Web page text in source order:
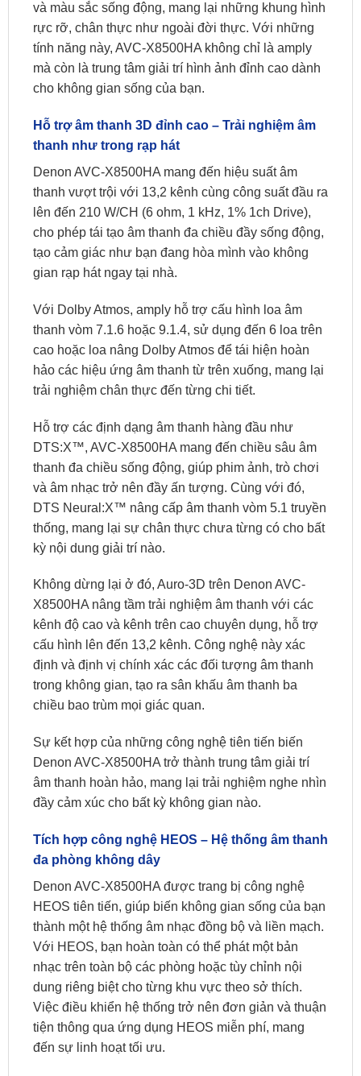
và màu sắc sống động, mang lại những khung hình
rực rỡ, chân thực như ngoài đời thực. Với những
tính năng này, AVC-X8500HA không chỉ là amply
mà còn là trung tâm giải trí hình ảnh đỉnh cao dành
cho không gian sống của bạn.
Hỗ trợ âm thanh 3D đỉnh cao – Trải nghiệm âm
thanh như trong rạp hát
Denon AVC-X8500HA mang đến hiệu suất âm
thanh vượt trội với 13,2 kênh cùng công suất đầu ra
lên đến 210 W/CH (6 ohm, 1 kHz, 1% 1ch Drive),
cho phép tái tạo âm thanh đa chiều đầy sống động,
tạo cảm giác như bạn đang hòa mình vào không
gian rạp hát ngay tại nhà.
Với Dolby Atmos, amply hỗ trợ cấu hình loa âm
thanh vòm 7.1.6 hoặc 9.1.4, sử dụng đến 6 loa trên
cao hoặc loa nâng Dolby Atmos để tái hiện hoàn
hảo các hiệu ứng âm thanh từ trên xuống, mang lại
trải nghiệm chân thực đến từng chi tiết.
Hỗ trợ các định dạng âm thanh hàng đầu như
DTS:X™, AVC-X8500HA mang đến chiều sâu âm
thanh đa chiều sống động, giúp phim ảnh, trò chơi
và âm nhạc trở nên đầy ấn tượng. Cùng với đó,
DTS Neural:X™ nâng cấp âm thanh vòm 5.1 truyền
thống, mang lại sự chân thực chưa từng có cho bất
kỳ nội dung giải trí nào.
Không dừng lại ở đó, Auro-3D trên Denon AVC-
X8500HA nâng tầm trải nghiệm âm thanh với các
kênh độ cao và kênh trên cao chuyên dụng, hỗ trợ
cấu hình lên đến 13,2 kênh. Công nghệ này xác
định và định vị chính xác các đối tượng âm thanh
trong không gian, tạo ra sân khấu âm thanh ba
chiều bao trùm mọi giác quan.
Sự kết hợp của những công nghệ tiên tiến biến
Denon AVC-X8500HA trở thành trung tâm giải trí
âm thanh hoàn hảo, mang lại trải nghiệm nghe nhìn
đầy cảm xúc cho bất kỳ không gian nào.
Tích hợp công nghệ HEOS – Hệ thống âm thanh
đa phòng không dây
Denon AVC-X8500HA được trang bị công nghệ
HEOS tiên tiến, giúp biến không gian sống của bạn
thành một hệ thống âm nhạc đồng bộ và liền mạch.
Với HEOS, bạn hoàn toàn có thể phát một bản
nhạc trên toàn bộ các phòng hoặc tùy chỉnh nội
dung riêng biệt cho từng khu vực theo sở thích.
Việc điều khiển hệ thống trở nên đơn giản và thuận
tiện thông qua ứng dụng HEOS miễn phí, mang
đến sự linh hoạt tối ưu.